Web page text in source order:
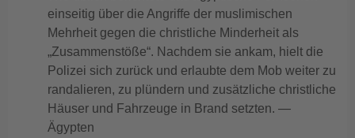
einseitig über die Angriffe der muslimischen
Mehrheit gegen die christliche Minderheit als
„Zusammenstöße“. Nachdem sie ankam, hielt die
Polizei sich zurück und erlaubte dem Mob weiter zu
randalieren, zu plündern und zusätzliche christliche
Häuser und Fahrzeuge in Brand setzten. —
Ägypten